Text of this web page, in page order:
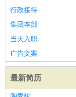
行政接待
集团本部
当天入职
广告文案
最新简历